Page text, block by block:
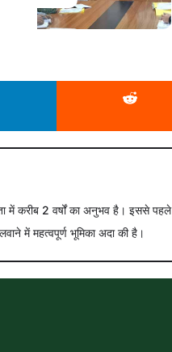
में करीब 2 वर्षों का अनुभव है। इससे पहले
में महत्वपूर्ण भूमिका अदा की है।